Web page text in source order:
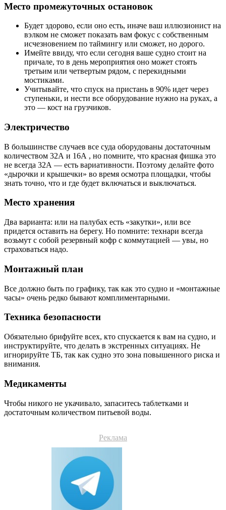
Место промежуточных остановок
Будет здорово, если оно есть, иначе ваш иллюзионист на
вэлком не сможет показать вам фокус с собственным
исчезновением по таймингу или сможет, но дорого.
Имейте ввиду, что если сегодня ваше судно стоит на
причале, то в день мероприятия оно может стоять
третьим или четвертым рядом, с перекидными
мостиками.
Учитывайте, что спуск на пристань в 90% идет через
ступеньки, и нести все оборудование нужно на руках, а
это — кост на грузчиков.
Электричество
В большинстве случаев все суда оборудованы достаточным
количеством 32А и 16А , но помните, что красная фишка это
не всегда 32А — есть вариативности. Поэтому делайте фото
«дырочки и крышечки» во время осмотра площадки, чтобы
знать точно, что и где будет включаться и выключаться.
Место хранения
Два варианта: или на палубах есть «закутки», или все
придется оставить на берегу. Но помните: технари всегда
возьмут с собой резервный кофр с коммутацией — увы, но
страховаться надо.
Монтажный план
Все должно быть по графику, так как это судно и «монтажные
часы» очень редко бывают комплиментарными.
Техника безопасности
Обязательно брифуйте всех, кто спускается к вам на судно, и
инструктируйте, что делать в экстренных ситуациях. Не
игнорируйте ТБ, так как судно это зона повышенного риска и
внимания.
Медикаменты
Чтобы никого не укачивало, запаситесь таблетками и
достаточным количеством питьевой воды.
Реклама